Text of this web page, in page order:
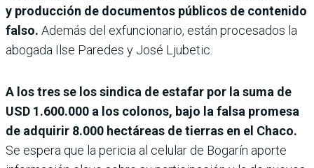
y producción de documentos públicos de contenido
falso. Además del exfuncionario, están procesados la
abogada Ilse Paredes y José Ljubetic.
A los tres se los sindica de estafar por la suma de
USD 1.600.000 a los colonos, bajo la falsa promesa
de adquirir 8.000 hectáreas de tierras en el Chaco.
Se espera que la pericia al celular de Bogarín aporte